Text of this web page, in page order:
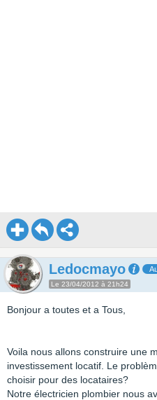
Ledocmayo
Le 23/04/2012 à 21h24
Bonjour a toutes et a Tous,
Voila nous allons construire une
investissement locatif. Le
choisir pour des locataires?
Notre électricien plombier nous